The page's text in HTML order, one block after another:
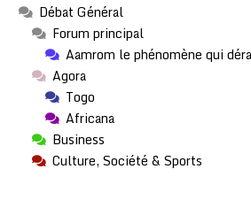
Débat Général
Forum principal
Aamrom le phénomène qui
Agora
Togo
Africana
Business
Culture, Société & Sports